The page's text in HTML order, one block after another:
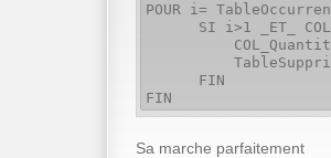
POUR i=
SI i>1 _ET_
FIN
FIN
Sa marche parfaitement